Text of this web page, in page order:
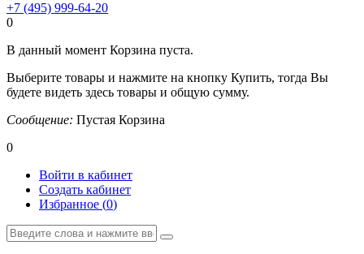
+7 (495) 999-64-20
0
В данный момент Корзина пуста.
Выберите товары и нажмите на кнопку Купить, тогда Вы
будете видеть здесь товары и общую сумму.
Сообщение: Пустая Корзина
0
Войти в кабинет
Создать кабинет
Избранное (0)